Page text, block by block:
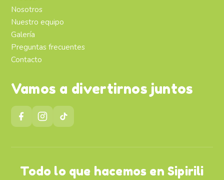
Nosotros
Nuestro equipo
Galería
Preguntas frecuentes
Contacto
Vamos a divertirnos juntos
Todo lo que hacemos en Sipirili